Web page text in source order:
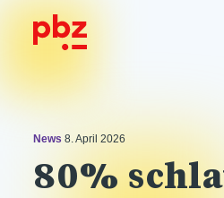
News 8. April 2026
80%